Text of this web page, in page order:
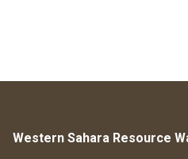
Western Sahara Resource